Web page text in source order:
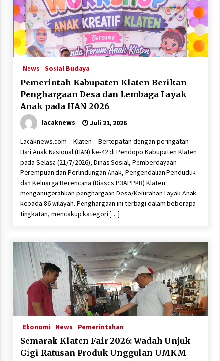
News Sosial Budaya
Pemerintah Kabupaten Klaten Berikan
Penghargaan Desa dan Lembaga Layak
Anak pada HAN 2026
lacaknews Juli 21, 2026
Lacaknews.com – Klaten – Bertepatan dengan peringatan
Hari Anak Nasional (HAN) ke-42 di Pendopo Kabupaten Klaten
pada Selasa (21/7/2026), Dinas Sosial, Pemberdayaan
Perempuan dan Perlindungan Anak, Pengendalian Penduduk
dan Keluarga Berencana (Dissos P3APPKB) Klaten
menganugerahkan penghargaan Desa/Kelurahan Layak Anak
kepada 86 wilayah. Penghargaan ini terbagi dalam beberapa
tingkatan, mencakup kategori […]
Ekonomi News Pemerintahan
Semarak Klaten Fair 2026: Wadah Unjuk
Gigi Ratusan Produk Unggulan UMKM